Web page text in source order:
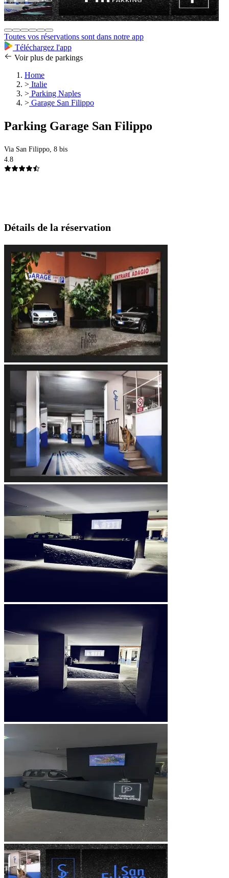
Toutes vos réservations sont dans notre app
Téléchargez l'app
Voir plus de parkings
Home
> Italie
> Parking Naples
> Garage San Filippo
Parking Garage San Filippo
Via San Filippo, 8 bis
4.8
Détails de la réservation